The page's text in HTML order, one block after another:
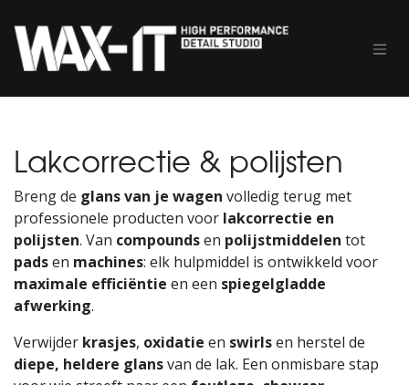
Lakcorrectie & polijsten
Breng de glans van je wagen volledig terug met
professionele producten voor lakcorrectie en
polijsten. Van compoundsen polijstmiddelen tot
padsen machines: elk hulpmiddel is ontwikkeld voor
maximale efficiëntie en een spiegelgladde
afwerking.
Verwijder krasjes, oxidatie en swirlsen herstel de
diepe, heldere glansvan de lak. Een onmisbare stap